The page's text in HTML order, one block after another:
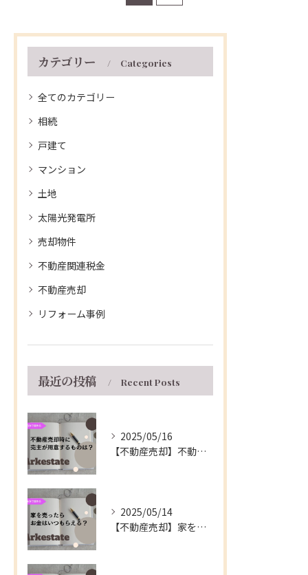
印象を良くしたいという気
持ちがあります。しか…
抱えたまま不動産会社に相
談される方もいるかと…
カテゴリー Categories
全てのカテゴリー
相続
戸建て
マンション
土地
太陽光発電所
売却物件
不動産関連税金
不動産売却
リフォーム事例
最近の投稿 Recent Posts
2025/05/16
【不動産売却】不動産の売買契約時に売主が用意するもの～伊丹市の不動産会社～
2025/05/14
【不動産売却】家を売ったらお金はいつもらえる？～伊丹市の不動産会社～